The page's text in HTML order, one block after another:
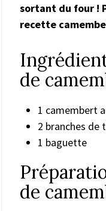
sortant du four !
recette
de
1 camembert
2 branches de
1 baguette
de